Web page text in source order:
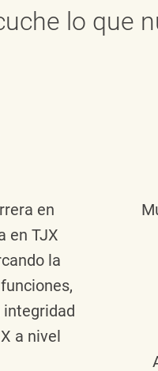
lo que
en
en TJX
la
integridad
a nivel